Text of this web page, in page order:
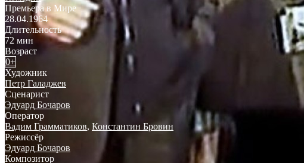
Премьера в Мире
28.04.1964
Длительность
72 мин
Возраст
0+
Художник
Петр Галаджев
Сценарист
Эдуард Бочаров
Оператор
Вадим Грамматиков, Константин Бровин
Режиссёр
Эдуард Бочаров
Композитор